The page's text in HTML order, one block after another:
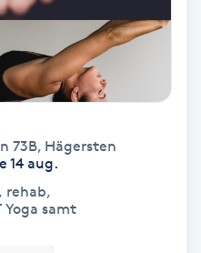
73B, Hägersten
14 aug.
rehab,
samt